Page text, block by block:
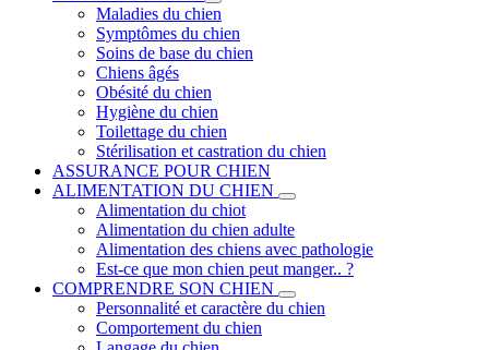
Maladies du chien
Symptômes du chien
Soins de base du chien
Chiens âgés
Obésité du chien
Hygiène du chien
Toilettage du chien
Stérilisation et castration du chien
ASSURANCE POUR CHIEN
ALIMENTATION DU CHIEN
Alimentation du chiot
Alimentation du chien adulte
Alimentation des chiens avec pathologie
Est-ce que mon chien peut manger.. ?
COMPRENDRE SON CHIEN
Personnalité et caractère du chien
Comportement du chien